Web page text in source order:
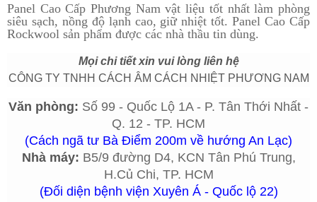
Panel Cao Cấp Phương Nam vật liệu tốt nhất làm phòng
siêu sạch, nồng độ lạnh cao, giữ nhiệt tốt. Panel Cao Cấp
Rockwool sản phẩm được các nhà thầu tin dùng.
Mọi chi tiết xin vui lòng liên hệ
CÔNG TY TNHH CÁCH ÂM CÁCH NHIỆT PHƯƠNG NAM
Văn phòng: Số 99 - Quốc Lộ 1A - P. Tân Thới Nhất -
Q. 12 - TP. HCM
(Cách ngã tư Bà Điểm 200m về hướng An Lạc)
Nhà máy: B5/9 đường D4, KCN Tân Phú Trung,
H.Củ Chi, TP. HCM
(Đối diện bệnh viện Xuyên Á - Quốc lộ 22)